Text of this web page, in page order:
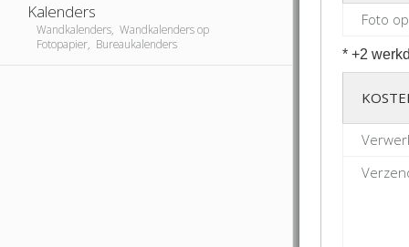
Kalenders
Wandkalenders, Wandkalenders op
Fotopapier, Bureaukalenders
Foto
* +2